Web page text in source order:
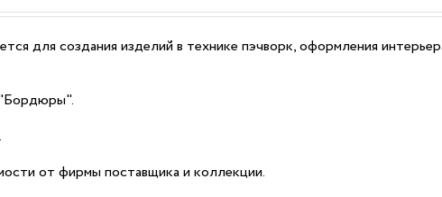
для создания изделий в технике пэчворк, оформления
"Бордюры".
от фирмы поставщика и коллекции.